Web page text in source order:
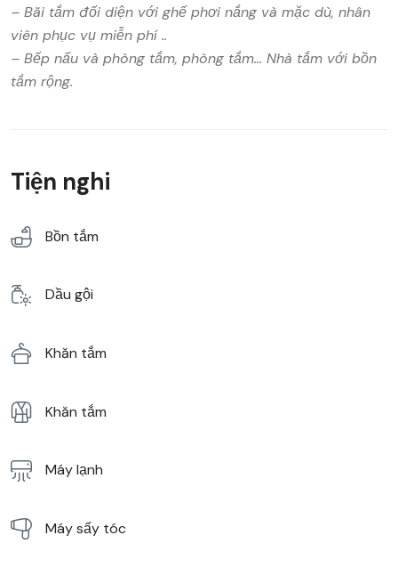
– Bãi tắm đối diện với ghế phơi nắng và mặc dù, nhân
viên phục vụ miễn phí ..
– Bếp nấu và phòng tắm, phòng tắm… Nhà tắm với bồn
tắm rộng.
Tiện nghi
Bồn tắm
Dầu gội
Khăn tắm
Khăn tắm
Máy lạnh
Máy sấy tóc